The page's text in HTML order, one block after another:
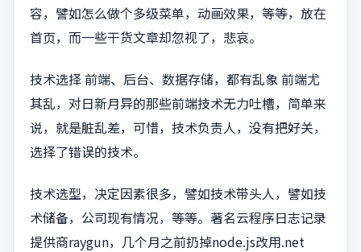
容，譬如怎么做个多级菜单，动画效果，等等，放在
首页，而一些干货文章却忽视了，悲哀。
技术选择 前端、后台、数据存储，都有乱象 前端尤
其乱，对日新月异的那些前端技术无力吐槽，简单来
说，就是脏乱差，可惜，技术负责人，没有把好关，
选择了错误的技术。
技术选型，决定因素很多，譬如技术带头人，譬如技
术储备，公司现有情况，等等。著名云程序日志记录
提供商raygun，几个月之前扔掉node.js改用.net